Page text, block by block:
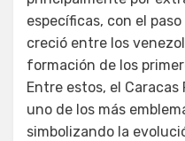
específicas, con el
creció entre los
formación de los
Entre estos, el Caracas
uno de los más
simbolizando la